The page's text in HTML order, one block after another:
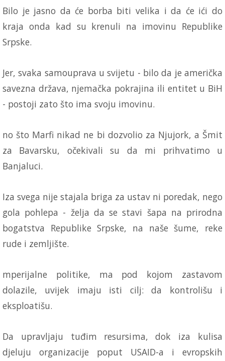
Bilo je jasno da će borba biti velika i da će ići do
kraja onda kad su krenuli na imovinu Republike
Srpske.
Jer, svaka samouprava u svijetu - bilo da je američka
savezna država, njemačka pokrajina ili entitet u BiH
- postoji zato što ima svoju imovinu.
no što Marfi nikad ne bi dozvolio za Njujork, a Šmit
za Bavarsku, očekivali su da mi prihvatimo u
Banjaluci.
Iza svega nije stajala briga za ustav ni poredak, nego
gola pohlepa - želja da se stavi šapa na prirodna
bogatstva Republike Srpske, na naše šume, reke
rude i zemljište.
mperijalne politike, ma pod kojom zastavom
dolazile, uvijek imaju isti cilj: da kontrolišu i
eksploatišu.
Da upravljaju tuđim resursima, dok iza kulisa
djeluju organizacije poput USAID-a i evropskih